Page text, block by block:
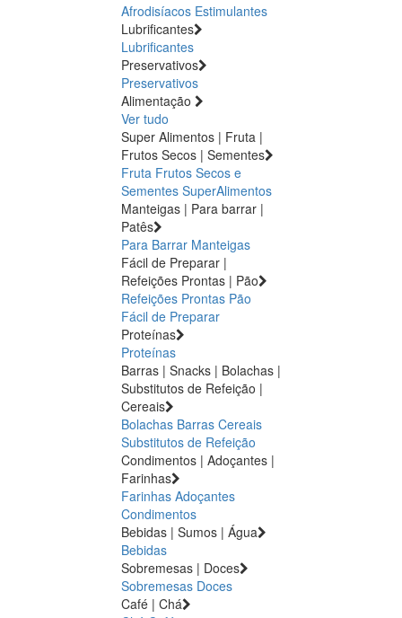
Afrodisíacos Estimulantes
Lubrificantes
Lubrificantes
Preservativos
Preservativos
Alimentação
Ver tudo
Super Alimentos | Fruta |
Frutos Secos | Sementes
Fruta Frutos Secos e
Sementes SuperAlimentos
Manteigas | Para barrar |
Patês
Para Barrar Manteigas
Fácil de Preparar |
Refeições Prontas | Pão
Refeições Prontas Pão
Fácil de Preparar
Proteínas
Proteínas
Barras | Snacks | Bolachas |
Substitutos de Refeição |
Cereais
Bolachas Barras Cereais
Substitutos de Refeição
Condimentos | Adoçantes |
Farinhas
Farinhas Adoçantes
Condimentos
Bebidas | Sumos | Água
Bebidas
Sobremesas | Doces
Sobremesas Doces
Café | Chá